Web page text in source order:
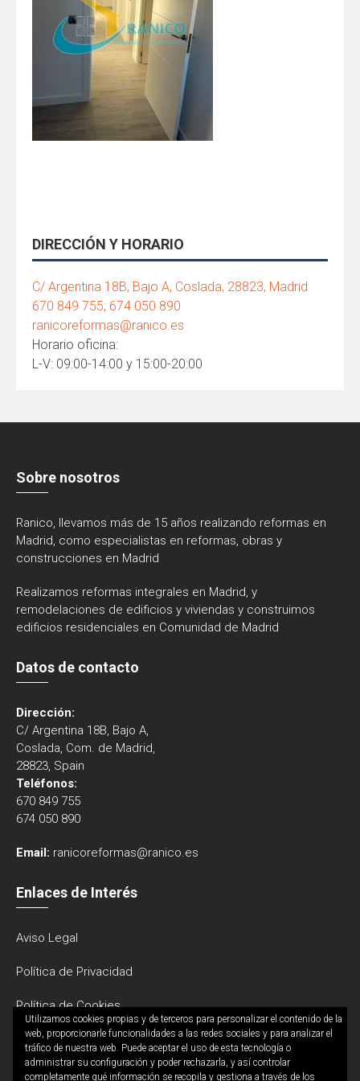
DIRECCIÓN Y HORARIO
C/ Argentina 18B, Bajo A, Coslada, 28823, Madrid
670 849 755; 674 050 890
ranicoreformas@ranico.es
Horario oficina:
L-V: 09:00-14:00 y 15:00-20:00
Sobre nosotros
Ranico, llevamos más de 15 años realizando reformas en
Madrid, como especialistas en reformas, obras y
construcciones en Madrid
Realizamos reformas integrales en Madrid, y
remodelaciones de edificios y viviendas y construimos
edificios residenciales en Comunidad de Madrid
Datos de contacto
Dirección:
C/ Argentina 18B, Bajo A,
Coslada, Com. de Madrid,
28823, Spain
Teléfonos:
670 849 755
674 050 890
Email: ranicoreformas@ranico.es
Enlaces de Interés
Aviso Legal
Política de Privacidad
Política de Cookies
Utilizamos cookies propias y de terceros para personalizar el contenido de la
web, proporcionarle funcionalidades a las redes sociales y para analizar el
tráfico de nuestra web. Puede aceptar el uso de esta tecnología o
administrar su configuración y poder rechazarla, y así controlar
completamente qué información se recopila y gestiona a través de los